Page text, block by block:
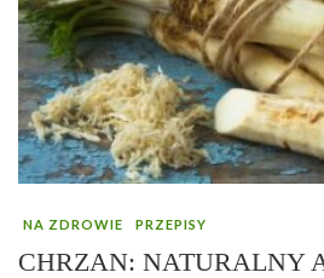
NA ZDROWIE PRZEPISY
CHRZAN: NATURALNY